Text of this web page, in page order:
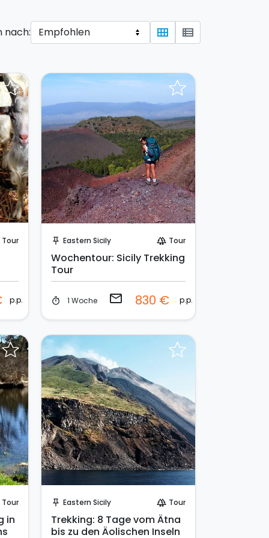
nach: view_module view_list
Tour
p.p.
push_pin Eastern Sicily forest Tour
Wochentour: Sicily Trekking
Tour
timer 1 Woche email 830 € p.p.
Tour
in
push_pin Eastern Sicily forest Tour
Trekking: 8 Tage vom Ätna
bis zu den Äolischen Inseln